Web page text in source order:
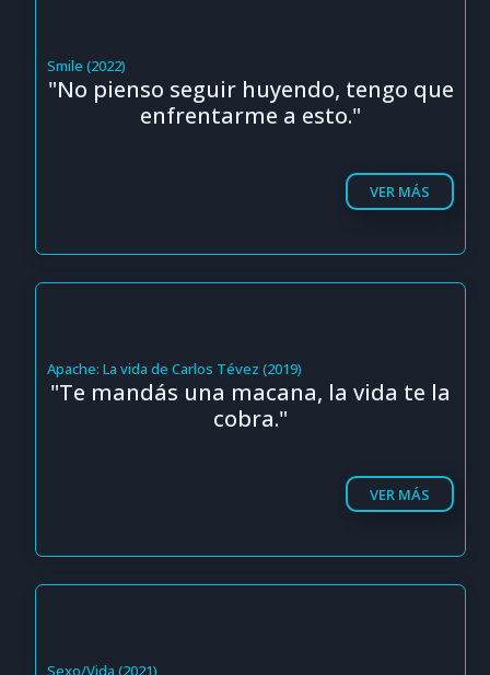
Smile (2022)
"No pienso seguir huyendo, tengo que
enfrentarme a esto."
VER MÁS
Apache: La vida de Carlos Tévez (2019)
"Te mandás una macana, la vida te la
cobra."
VER MÁS